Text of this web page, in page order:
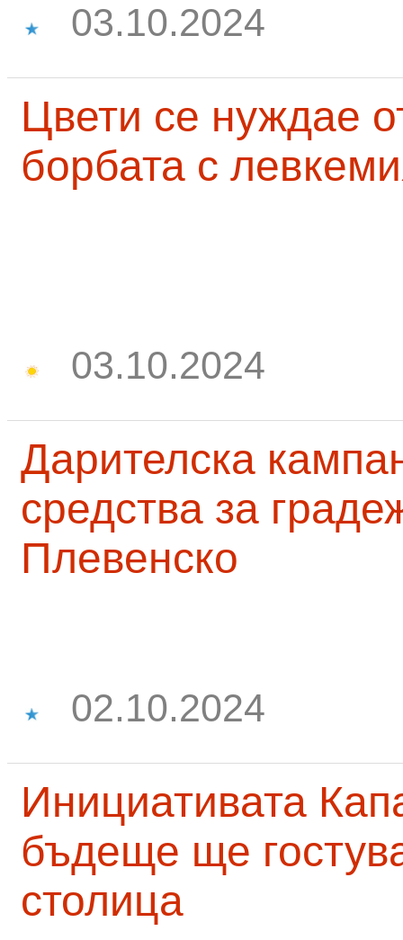
03.10.2024
Цвети се нуждае
борбата с
03.10.2024
Дарителска
средства за
Плевенско
02.10.2024
Инициативата
бъдеще ще
столица